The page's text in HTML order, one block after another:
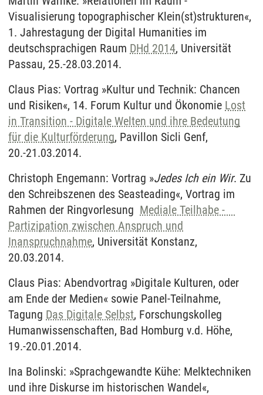
Visualisierung topographischer Klein(st)strukturen«,
1. Jahrestagung der Digital Humanities im
deutschsprachigen Raum DHd 2014, Universität
Passau, 25.-28.03.2014.
Claus Pias: Vortrag »Kultur und Technik: Chancen
und Risiken«, 14. Forum Kultur und Ökonomie Lost
in Transition - Digitale Welten und ihre Bedeutung
für die Kulturförderung, Pavillon Sicli Genf,
20.-21.03.2014.
Christoph Engemann: Vortrag »Jedes Ich ein Wir. Zu
den Schreibszenen des Seasteading«, Vortrag im
Rahmen der Ringvorlesung Mediale Teilhabe -
Partizipation zwischen Anspruch und
Inanspruchnahme, Universität Konstanz,
20.03.2014.
Claus Pias: Abendvortrag »Digitale Kulturen, oder
am Ende der Medien« sowie Panel-Teilnahme,
Tagung Das Digitale Selbst, Forschungskolleg
Humanwissenschaften, Bad Homburg v.d. Höhe,
19.-20.01.2014.
Ina Bolinski: »Sprachgewandte Kühe: Melktechniken
und ihre Diskurse im historischen Wandel«,